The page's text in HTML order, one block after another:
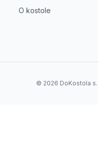
O kostole
© 2026 DoKostola